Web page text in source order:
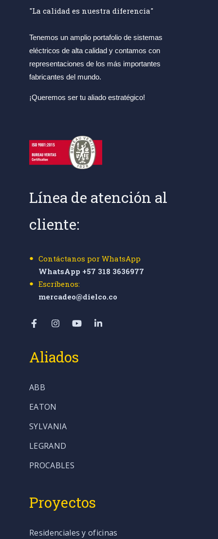
"La calidad es nuestra diferencia"
Tenemos un amplio portafolio de sistemas
eléctricos de alta calidad y contamos con
representaciones de los más importantes
fabricantes del mundo.
¡Queremos ser tu aliado estratégico!
Línea de atención al
cliente:
Contáctanos por WhatsApp
WhatsApp +57 318 3636977
Escríbenos:
mercadeo@dielco.co
Aliados
ABB
EATON
SYLVANIA
LEGRAND
PROCABLES
Proyectos
Residenciales y oficinas